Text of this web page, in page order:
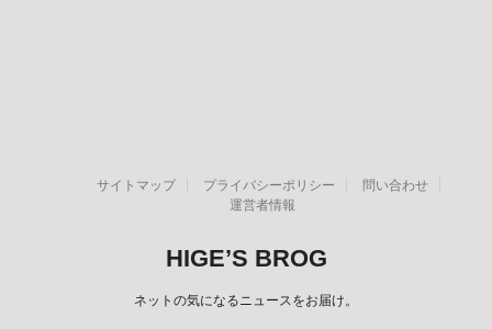
サイトマップ プライバシーポリシー
問い合わせ
運営者情報
HIGE’S BROG
ネットの気になるニュースをお届け。